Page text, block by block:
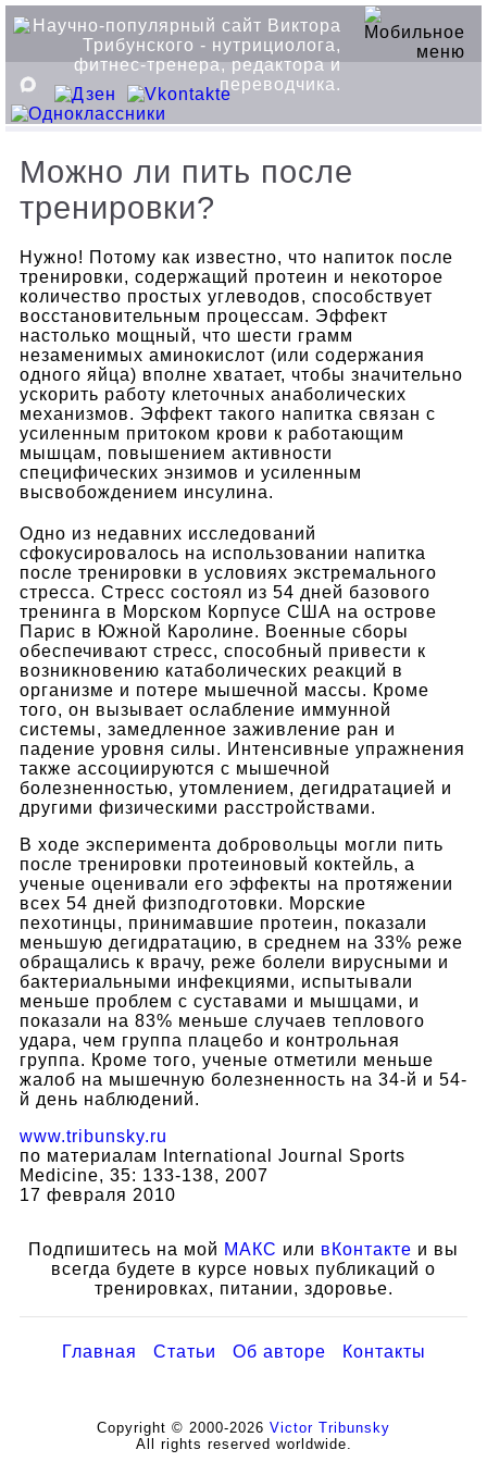
Можно ли пить после
тренировки?
Нужно! Потому как известно, что напиток после
тренировки, содержащий протеин и некоторое
количество простых углеводов, способствует
восстановительным процессам. Эффект
настолько мощный, что шести грамм
незаменимых аминокислот (или содержания
одного яйца) вполне хватает, чтобы значительно
ускорить работу клеточных анаболических
механизмов. Эффект такого напитка связан с
усиленным притоком крови к работающим
мышцам, повышением активности
специфических энзимов и усиленным
высвобождением инсулина.
Одно из недавних исследований
сфокусировалось на использовании напитка
после тренировки в условиях экстремального
стресса. Стресс состоял из 54 дней базового
тренинга в Морском Корпусе США на острове
Парис в Южной Каролине. Военные сборы
обеспечивают стресс, способный привести к
возникновению катаболических реакций в
организме и потере мышечной массы. Кроме
того, он вызывает ослабление иммунной
системы, замедленное заживление ран и
падение уровня силы. Интенсивные упражнения
также ассоциируются с мышечной
болезненностью, утомлением, дегидратацией и
другими физическими расстройствами.
В ходе эксперимента добровольцы могли пить
после тренировки протеиновый коктейль, а
ученые оценивали его эффекты на протяжении
всех 54 дней физподготовки. Морские
пехотинцы, принимавшие протеин, показали
меньшую дегидратацию, в среднем на 33% реже
обращались к врачу, реже болели вирусными и
бактериальными инфекциями, испытывали
меньше проблем с суставами и мышцами, и
показали на 83% меньше случаев теплового
удара, чем группа плацебо и контрольная
группа. Кроме того, ученые отметили меньше
жалоб на мышечную болезненность на 34-й и 54-
й день наблюдений.
www.tribunsky.ru
по материалам International Journal Sports
Medicine, 35: 133-138, 2007
17 февраля 2010
Подпишитесь на мой МАКС или вКонтакте и вы
всегда будете в курсе новых публикаций о
тренировках, питании, здоровье.
Главная Статьи Об авторе Контакты
Copyright © 2000-2026 Victor Tribunsky
All rights reserved worldwide.